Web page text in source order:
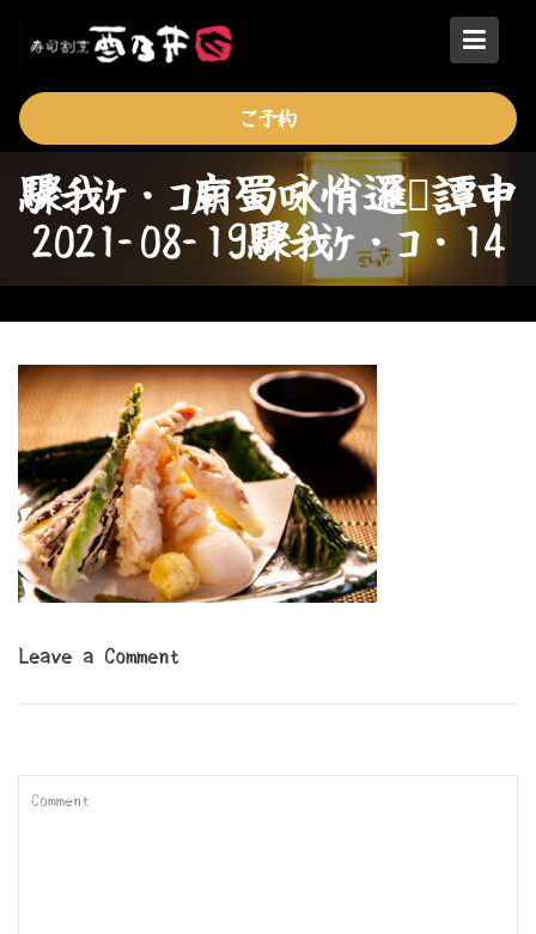
ご予約
驟我ｹ・ｺ廟蜀咏悄邏譚申
2021-08-19驟我ｹ・ｺ・14
Leave a Comment